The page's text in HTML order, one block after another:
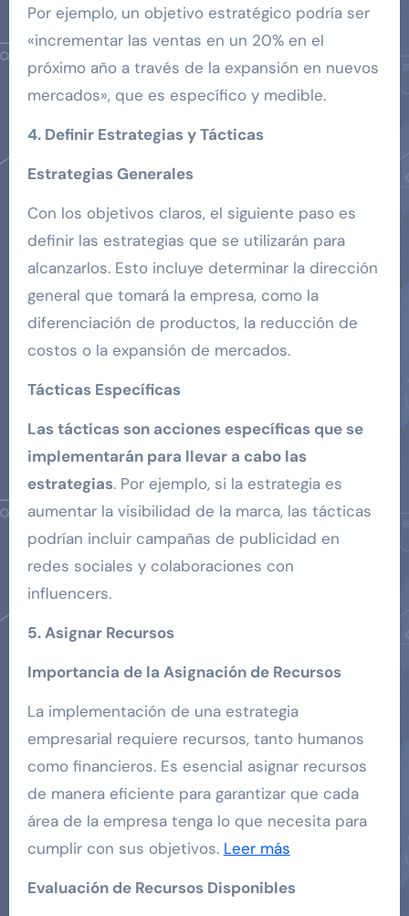
Por ejemplo, un objetivo estratégico podría ser
«incrementar las ventas en un 20% en el
próximo año a través de la expansión en nuevos
mercados», que es específico y medible.
4. Definir Estrategias y Tácticas
Estrategias Generales
Con los objetivos claros, el siguiente paso es
definir las estrategias que se utilizarán para
alcanzarlos. Esto incluye determinar la dirección
general que tomará la empresa, como la
diferenciación de productos, la reducción de
costos o la expansión de mercados.
Tácticas Específicas
Las tácticas son acciones específicas que se
implementarán para llevar a cabo las
estrategias. Por ejemplo, si la estrategia es
aumentar la visibilidad de la marca, las tácticas
podrían incluir campañas de publicidad en
redes sociales y colaboraciones con
influencers.
5. Asignar Recursos
Importancia de la Asignación de Recursos
La implementación de una estrategia
empresarial requiere recursos, tanto humanos
como financieros. Es esencial asignar recursos
de manera eficiente para garantizar que cada
área de la empresa tenga lo que necesita para
cumplir con sus objetivos. Leer más
Evaluación de Recursos Disponibles